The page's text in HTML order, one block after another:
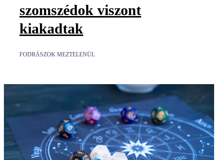
szomszédok viszont
kiakadtak
FODRÁSZOK MEZTELENÜL